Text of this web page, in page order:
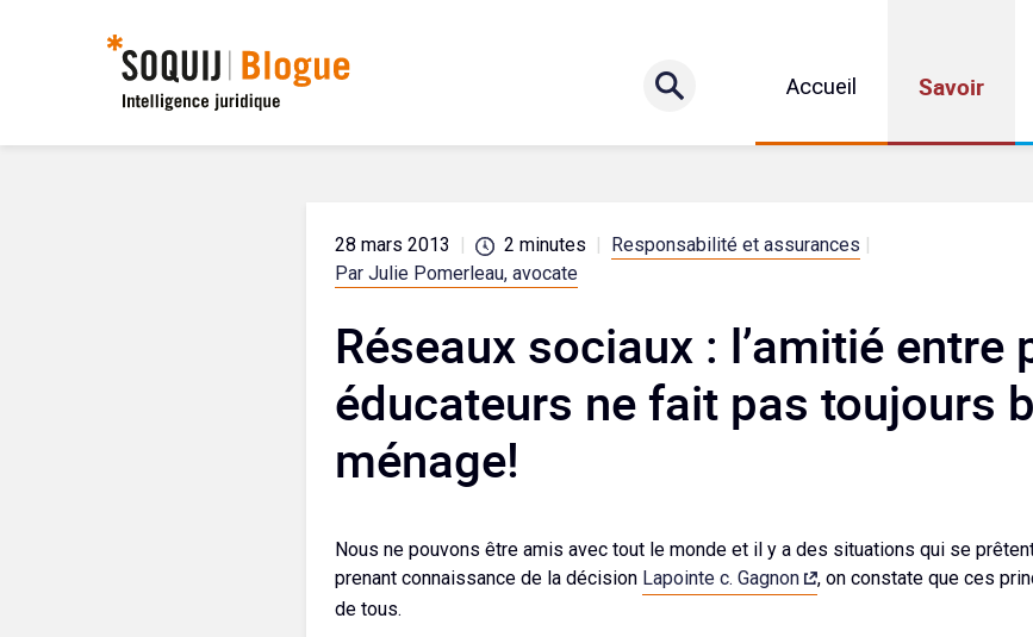
Accueil Savoir
28 mars 2013 2 minutes Responsabilité et assurances
Par Julie Pomerleau, avocate
Réseaux sociaux : l’amitié entre
éducateurs ne fait pas toujours
ménage!
Nous ne pouvons être amis avec tout le monde et il y a des situations qui se
prenant connaissance de la décision Lapointe c. Gagnon
, on constate que ces
de tous.